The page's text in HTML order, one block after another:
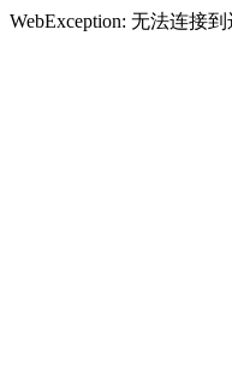
WebException: 无法连接